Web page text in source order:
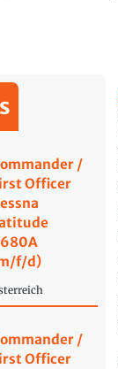
/
Officer
f/d)
/
Officer